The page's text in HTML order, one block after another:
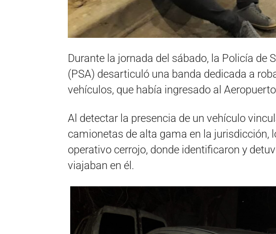
Durante la jornada del sábado, la Policía de
(PSA) desarticuló una banda dedicada a
vehículos, que había ingresado al
Al detectar la presencia de un vehículo
camionetas de alta gama en la jurisdicción,
operativo cerrojo, donde identificaron y
viajaban en él.